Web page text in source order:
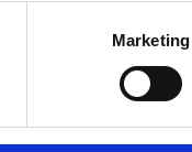
Marketing